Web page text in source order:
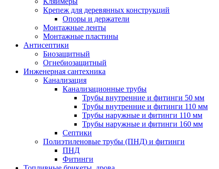
Крепеж для деревянных конструкций
Опоры и держатели
Монтажные ленты
Монтажные пластины
Антисептики
Биозащитный
Огнебиозащитный
Инженерная сантехника
Канализация
Канализационные трубы
Трубы внутренние и фитинги 50 мм
Трубы внутренние и фитинги 110 мм
Трубы наружные и фитинги 110 мм
Трубы наружные и фитинги 160 мм
Септики
Полиэтиленовые трубы (ПНД) и фитинги
ПНД
Фитинги